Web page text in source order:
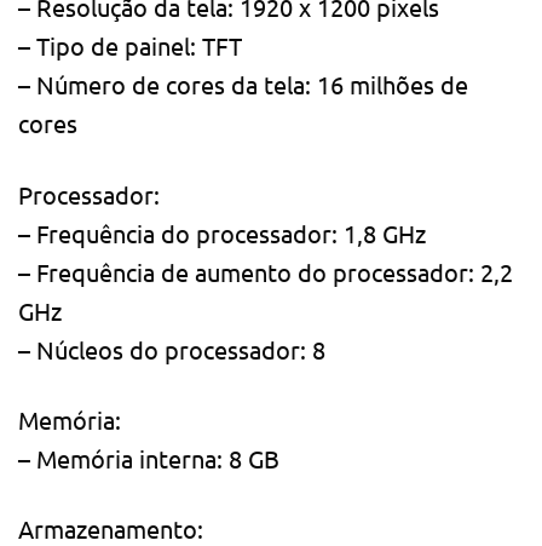
– Resolução da tela: 1920 x 1200 pixels
– Tipo de painel: TFT
– Número de cores da tela: 16 milhões de
cores
Processador:
– Frequência do processador: 1,8 GHz
– Frequência de aumento do processador: 2,2
GHz
– Núcleos do processador: 8
Memória:
– Memória interna: 8 GB
Armazenamento: